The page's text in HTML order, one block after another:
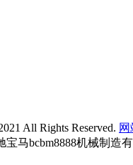
All Rights Reserved. 网
宝马bcbm8888机械制造